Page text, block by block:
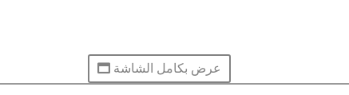
عرض بكامل الشاشة